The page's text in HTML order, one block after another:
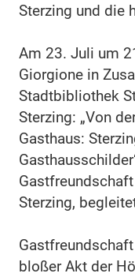
Sterzing und die
Am 23. Juli um
Giorgione in
Stadtbibliothek
Sterzing: „Von
Gasthaus:
Sterzing,
bloßer Akt der